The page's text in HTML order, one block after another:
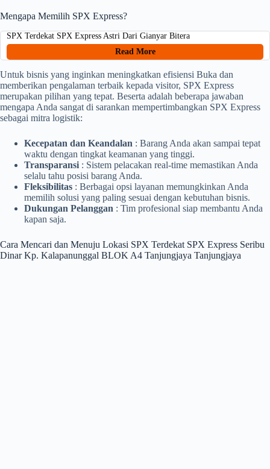
Mengapa Memilih SPX Express?
SPX Terdekat SPX Express Astri Dari Gianyar Bitera
Read More
Untuk bisnis yang inginkan meningkatkan efisiensi Buka dan
memberikan pengalaman terbaik kepada visitor, SPX Express
merupakan pilihan yang tepat. Beserta adalah beberapa jawaban
mengapa Anda sangat di sarankan mempertimbangkan SPX Express
sebagai mitra logistik:
Kecepatan dan Keandalan : Barang Anda akan sampai tepat
waktu dengan tingkat keamanan yang tinggi.
Transparansi : Sistem pelacakan real-time memastikan Anda
selalu tahu posisi barang Anda.
Fleksibilitas : Berbagai opsi layanan memungkinkan Anda
memilih solusi yang paling sesuai dengan kebutuhan bisnis.
Dukungan Pelanggan : Tim profesional siap membantu Anda
kapan saja.
Cara Mencari dan Menuju Lokasi SPX Terdekat SPX Express Seribu
Dinar Kp. Kalapanunggal BLOK A4 Tanjungjaya Tanjungjaya